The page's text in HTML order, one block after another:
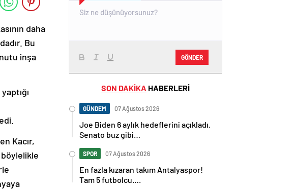
daha
Bu
inşa
Kacır,
GÖNDER
SON DAKİKA HABERLERİ
GÜNDEM 07 Ağustos 2026
Joe Biden 6 aylık hedeflerini açıkladı.
Senato buz gibi…
SPOR 07 Ağustos 2026
En fazla kızaran takım Antalyaspor!
Tam 5 futbolcu….